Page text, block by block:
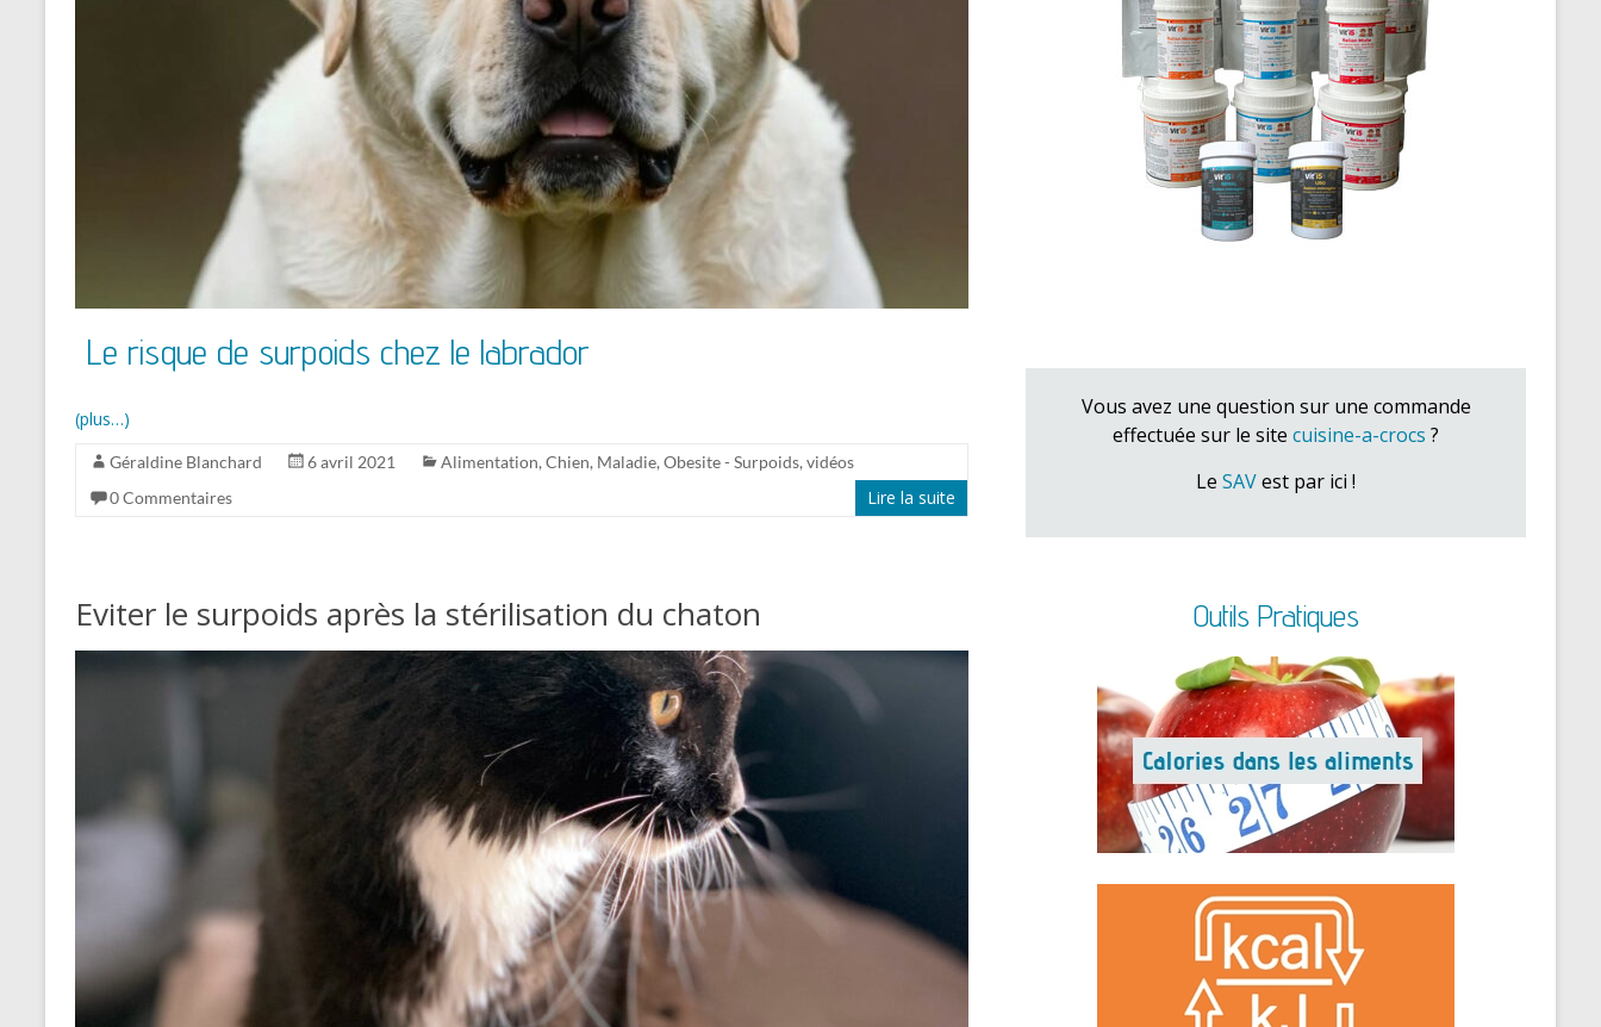
Le risque de surpoids chez le labrador
(plus…)
Géraldine Blanchard 6 avril 2021 Alimentation, Chien, Maladie, Obesite - Surpoids, vidéos
0 Commentaires
Lire la suite
Eviter le surpoids après la stérilisation du chaton
Vous avez une question sur une commande
effectuée sur le site cuisine-a-crocs ?
Le SAVest par ici !
Outils Pratiques